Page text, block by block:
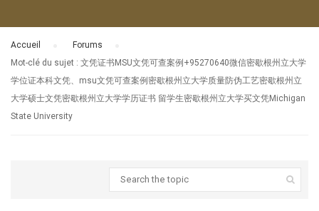
Accueil Forums
Mot-clé du sujet : 文凭证书MSU文凭可查案例+95270640微信密歇根州立大学
学位证本科文凭、msu文凭可查案例密歇根州立大学质量防伪工艺密歇根州立
大学硕士文凭密歇根州立大学学历证书 留学生密歇根州立大学买文凭Michigan
State University